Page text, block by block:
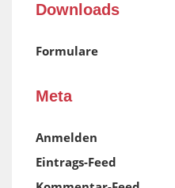
Downloads
Formulare
Meta
Anmelden
Eintrags-Feed